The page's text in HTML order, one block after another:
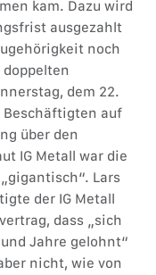
kam. Dazu wird
ausgezahlt
noch
dem 22.
Beschäftigten auf
über den
IG Metall war die
Lars
der IG Metall
dass „sich
Jahre gelohnt“
nicht, wie von